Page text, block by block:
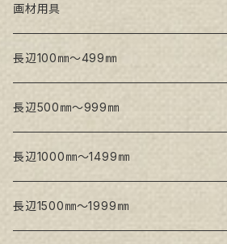
トークロ 赤SP(中目)
Snow White SPC(中目)
GAERA BA(中荒目)
Snow White SPC(中目)
Snow White SLA(中目)
GAERA F(中細目) / BA(中荒目)
Snow White SLA(中目)
Snow White SLH(中太目)
Snow White SPC(中目)
トークロ イエロー
画材用具
長辺100㎜～499㎜
長辺500㎜～999㎜
長辺1000㎜～1499㎜
長辺1500㎜～1999㎜